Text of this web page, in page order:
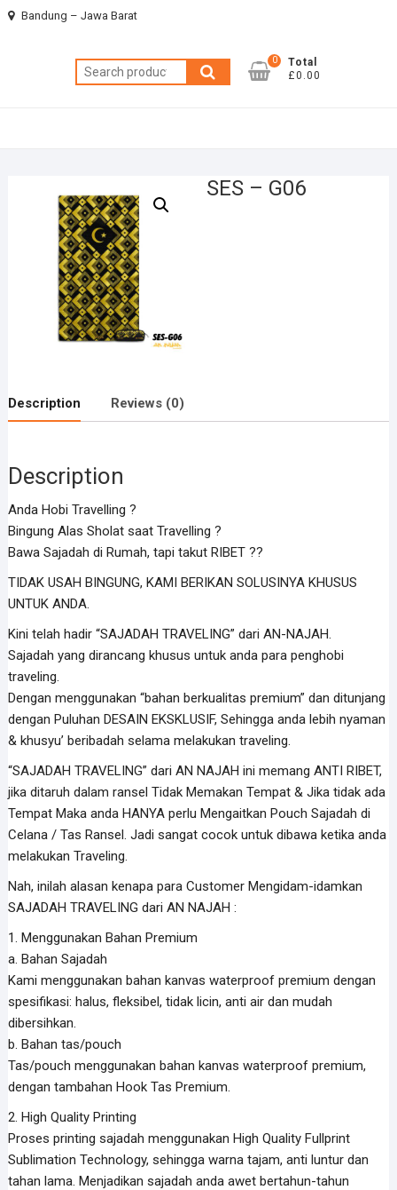
SkipBandung – Jawa Barat
Search
for:
0
Total
£0.00
SES – G06
Description Reviews (0)
Description
Anda Hobi Travelling ?
Bingung Alas Sholat saat Travelling ?
Bawa Sajadah di Rumah, tapi takut RIBET ??
TIDAK USAH BINGUNG, KAMI BERIKAN SOLUSINYA KHUSUS
UNTUK ANDA.
Kini telah hadir “SAJADAH TRAVELING” dari AN-NAJAH.
Sajadah yang dirancang khusus untuk anda para penghobi
traveling.
Dengan menggunakan “bahan berkualitas premium” dan ditunjang
dengan Puluhan DESAIN EKSKLUSIF, Sehingga anda lebih nyaman
& khusyu’ beribadah selama melakukan traveling.
“SAJADAH TRAVELING” dari AN NAJAH ini memang ANTI RIBET,
jika ditaruh dalam ransel Tidak Memakan Tempat & Jika tidak ada
Tempat Maka anda HANYA perlu Mengaitkan Pouch Sajadah di
Celana / Tas Ransel. Jadi sangat cocok untuk dibawa ketika anda
melakukan Traveling.
Nah, inilah alasan kenapa para Customer Mengidam-idamkan
SAJADAH TRAVELING dari AN NAJAH :
1. Menggunakan Bahan Premium
a. Bahan Sajadah
Kami menggunakan bahan kanvas waterproof premium dengan
spesifikasi: halus, fleksibel, tidak licin, anti air dan mudah
dibersihkan.
b. Bahan tas/pouch
Tas/pouch menggunakan bahan kanvas waterproof premium,
dengan tambahan Hook Tas Premium.
2. High Quality Printing
Proses printing sajadah menggunakan High Quality Fullprint
Sublimation Technology, sehingga warna tajam, anti luntur dan
tahan lama. Menjadikan sajadah anda awet bertahun-tahun